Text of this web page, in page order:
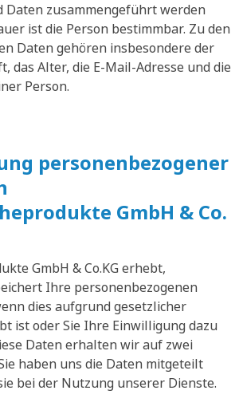
Daten zusammengeführt werden
ist die Person bestimmbar. Zu den
Daten gehören insbesondere der
das Alter, die E-Mail-Adresse und die
Person.
personenbezogener
GmbH & Co.
GmbH & Co.KG erhebt,
Ihre personenbezogenen
dies aufgrund gesetzlicher
ist oder Sie Ihre Einwilligung dazu
Daten erhalten wir auf zwei
haben uns die Daten mitgeteilt
bei der Nutzung unserer Dienste.